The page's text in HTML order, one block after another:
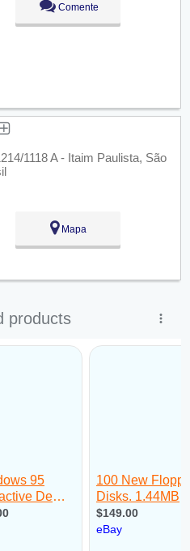
Comente
1118 A - Itaim Paulista, São
Mapa